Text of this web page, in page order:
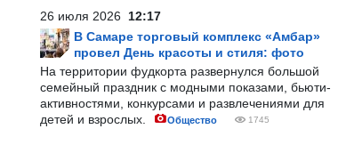
26 июля 2026 12:17
В Самаре торговый комплекс «Амбар»
провел День красоты и стиля: фото
На территории фудкорта развернулся большой
семейный праздник с модными показами, бьюти-
активностями, конкурсами и развлечениями для
детей и взрослых.
Общество 1745